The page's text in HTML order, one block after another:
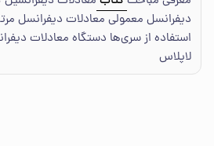
دیفرانسل معمولی معادلات دیفرانسل
استفاده از سری‌ها دستگاه معادلات
لاپلاس